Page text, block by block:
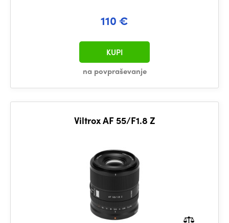
110 €
na povpraševanje
KUPI
Viltrox AF 55/F1.8 Z